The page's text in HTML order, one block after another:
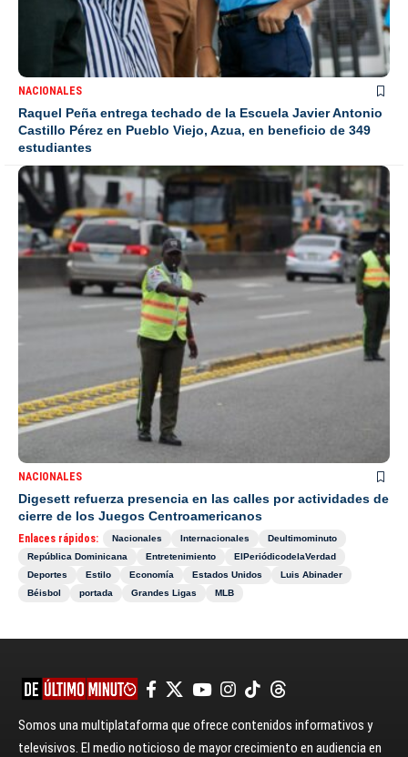
NACIONALES
Raquel Peña entrega techado de la Escuela Javier Antonio
Castillo Pérez en Pueblo Viejo, Azua, en beneficio de 349
estudiantes
NACIONALES
Digesett refuerza presencia en las calles por actividades de
cierre de los Juegos Centroamericanos
Enlaces rápidos: Nacionales Internacionales
Deultimominuto
República Dominicana
Entretenimiento
ElPeriódicodelaVerdad
Deportes
Estilo Economía Estados Unidos
Luis Abinader
Béisbol
portada Grandes Ligas MLB
Somos una multiplataforma que ofrece contenidos informativos y
televisivos. El medio noticioso de mayor crecimiento en audiencia en